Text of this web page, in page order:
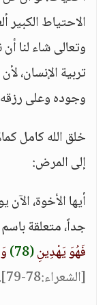
الاحتياط الكبير
وتعالى شاء لنا
تربية الإنسان،
وجوده وعلى
خلق الله كامل
إلى المرض:
أيها الأخوة،
جداً، متعلقة باسم
فَهُوَ يَهْدِينِ(78)
[الشعراء:78-79]